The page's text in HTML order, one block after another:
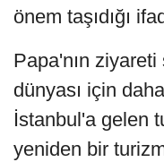
önem taşıdığı
Papa'nın
dünyası için
İstanbul'a gelen
yeniden bir